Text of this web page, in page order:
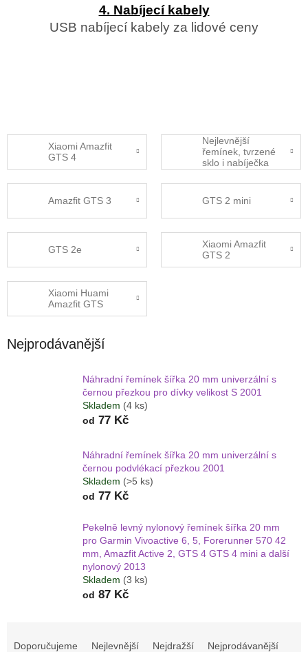
4. Nabíjecí kabely
USB nabíjecí kabely za lidové ceny
Xiaomi Amazfit
GTS 4
Nejlevnější
řemínek, tvrzené
sklo i nabíječka
mini
Amazfit GTS 3
GTS 2 mini
GTS 2e
Xiaomi Amazfit
GTS 2
Xiaomi Huami
Amazfit GTS
Nejprodávanější
Náhradní řemínek šířka 20 mm univerzální s
černou přezkou pro dívky velikost S 2001
Skladem (4 ks)
od 77 Kč
Náhradní řemínek šířka 20 mm univerzální s
černou podvlékací přezkou 2001
Skladem (>5 ks)
od 77 Kč
Pekelně levný nylonový řemínek šířka 20 mm
pro Garmin Vivoactive 6, 5, Forerunner 570 42
mm, Amazfit Active 2, GTS 4 GTS 4 mini a další
nylonový 2013
Skladem (3 ks)
od 87 Kč
Doporučujeme Nejlevnější Nejdražší Nejprodávanější